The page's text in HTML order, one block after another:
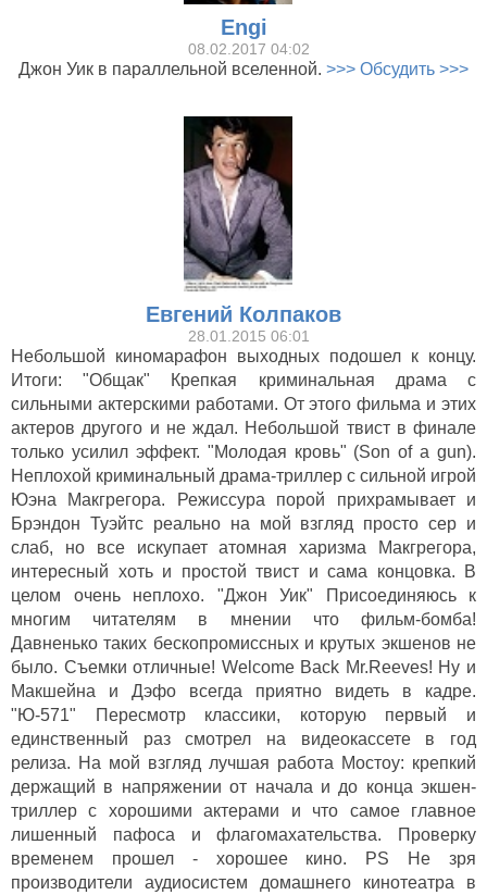
Engi
08.02.2017 04:02
Джон Уик в параллельной вселенной. >>> Обсудить >>>
Евгений Колпаков
28.01.2015 06:01
Небольшой киномарафон выходных подошел к концу.
Итоги: "Общак" Крепкая криминальная драма с
сильными актерскими работами. От этого фильма и этих
актеров другого и не ждал. Небольшой твист в финале
только усилил эффект. "Молодая кровь" (Son of a gun).
Неплохой криминальный драма-триллер с сильной игрой
Юэна Макгрегора. Режиссура порой прихрамывает и
Брэндон Туэйтс реально на мой взгляд просто сер и
слаб, но все искупает атомная харизма Макгрегора,
интересный хоть и простой твист и сама концовка. В
целом очень неплохо. "Джон Уик" Присоединяюсь к
многим читателям в мнении что фильм-бомба!
Давненько таких бескопромиссных и крутых экшенов не
было. Съемки отличные! Welcome Back Mr.Reeves! Ну и
Макшейна и Дэфо всегда приятно видеть в кадре.
"Ю-571" Пересмотр классики, которую первый и
единственный раз смотрел на видеокассете в год
релиза. На мой взгляд лучшая работа Мостоу: крепкий
держащий в напряжении от начала и до конца экшен-
триллер с хорошими актерами и что самое главное
лишенный пафоса и флагомахательства. Проверку
временем прошел - хорошее кино. PS Не зря
производители аудиосистем домашнего кинотеатра в